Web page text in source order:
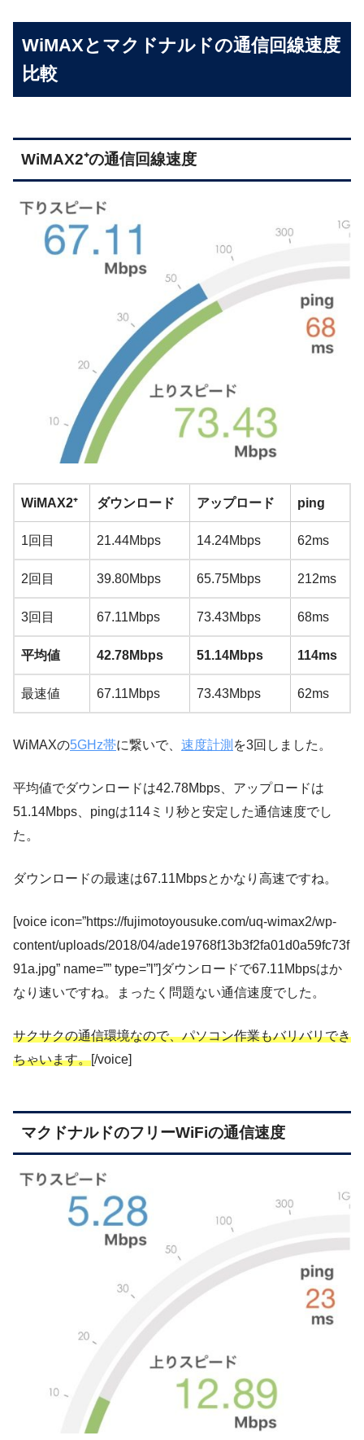
WiMAXとマクドナルドの通信回線速度
比較
WiMAX2⁺の通信回線速度
WiMAX2⁺ ダウンロード アップロード ping
1回目 21.44Mbps 14.24Mbps 62ms
2回目 39.80Mbps 65.75Mbps 212ms
3回目 67.11Mbps 73.43Mbps 68ms
平均値 42.78Mbps 51.14Mbps 114ms
最速値 67.11Mbps 73.43Mbps 62ms
WiMAXの5GHz帯に繋いで、 速度計測 を3回しました。
平均値でダウンロードは42.78Mbps、アップロードは
51.14Mbps、pingは114ミリ秒と安定した通信速度でし
た。
ダウンロードの最速は67.11Mbpsとかなり高速ですね。
[voice icon=”https://fujimotoyousuke.com/uq-wimax2/wp-
content/uploads/2018/04/ade19768f13b3f2fa01d0a59fc73f
91a.jpg” name=”” type=”l”]ダウンロードで67.11Mbpsはか
なり速いですね。まったく問題ない通信速度でした。
サクサクの通信環境なので、パソコン作業もバリバリでき
ちゃいます。[/voice]
マクドナルドのフリーWiFiの通信速度